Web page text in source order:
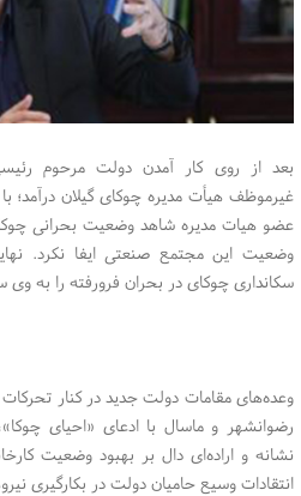
بعد از روی کار آمدن دولت مرحوم
غیرموظف هیأت مدیره چوکای گیلان درآمد؛
عضو هیات مدیره شاهد وضعیت بحرانی
وضعیت این مجتمع صنعتی ایفا نکرد.
سکانداری چوکای در بحران فرورفته را به وی
وعده‌های مقامات دولت جدید در کنار تحرکات
رضوانشهر و ماسال با ادعای «احیای
نشانه و اراده‌ای دال بر بهبود وضعیت
انتقادات وسیع حامیان دولت در بکارگیری